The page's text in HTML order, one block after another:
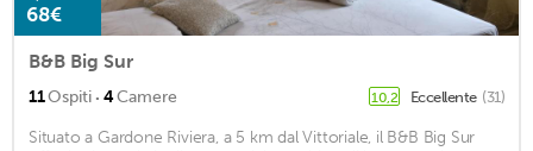
68€
B&B Big Sur
11Ospiti · 4Camere 10,2 Eccellente (31)
Situato a Gardone Riviera, a 5 km dal Vittoriale, il B&B Big Sur